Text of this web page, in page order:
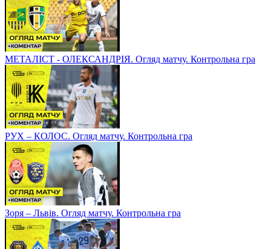
МЕТАЛІСТ - ОЛЕКСАНДРІЯ. Огляд матчу. Контрольна гра
РУХ – КОЛОС. Огляд матчу. Контрольна гра
Зоря – Львів. Огляд матчу. Контрольна гра